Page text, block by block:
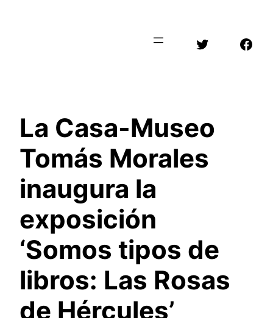
Twitter
La Casa-Museo
Tomás Morales
inaugura la
exposición
‘Somos tipos de
libros: Las Rosas
de Hércules’